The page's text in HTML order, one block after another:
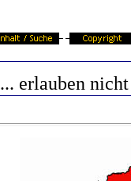
... erlauben nicht